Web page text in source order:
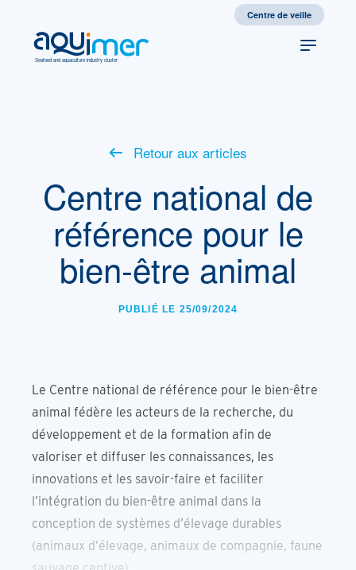
Centre de veille
Seafood and aquaculture industry cluster
Retour aux articles
Centre national de
référence pour le
bien-être animal
PUBLIÉ LE 25/09/2024
Le Centre national de référence pour le bien-être
animal fédère les acteurs de la recherche, du
développement et de la formation afin de
valoriser et diffuser les connaissances, les
innovations et les savoir-faire et faciliter
l’intégration du bien-être animal dans la
conception de systèmes d’élevage durables
(animaux d’élevage, animaux de compagnie, faune